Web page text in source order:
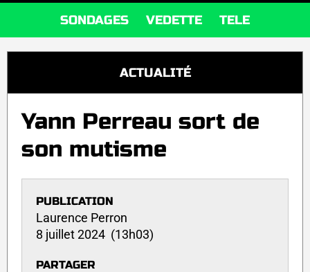
SONDAGES VEDETTE TELE
ACTUALITÉ
Yann Perreau sort de
son mutisme
PUBLICATION
Laurence Perron
8 juillet 2024 (13h03)
PARTAGER